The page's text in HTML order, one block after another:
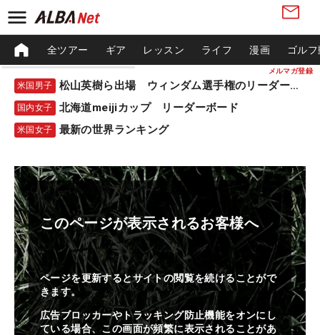
メルマガ登録
全ツアー ギア レッスン ライフ 漫画 ゴル
米国男子 松山英樹ら出場 ウィンダム選手権のリーダーボード
国内女子 北海道meijiカップ リーダーボード
米国女子 最新の世界ランキング
このページが表示されるお客様へ
ページを更新するとサイトの閲覧を続けることがで
きます。
広告ブロッカーやトラッキング防止機能をオンにし
ている場合、この画面が頻繁に表示されることがあ